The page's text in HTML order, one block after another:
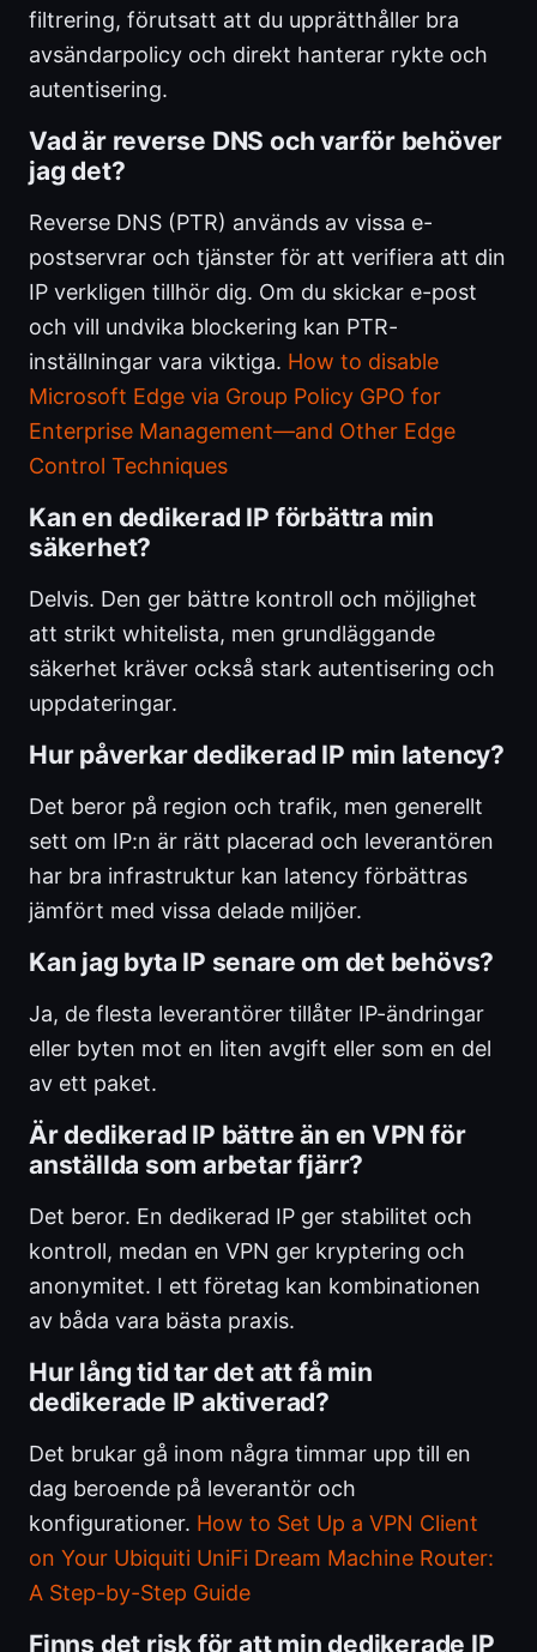
filtrering, förutsatt att du upprätthåller bra
avsändarpolicy och direkt hanterar rykte och
autentisering.
Vad är reverse DNS och varför behöver
jag det?
Reverse DNS (PTR) används av vissa e-
postservrar och tjänster för att verifiera att din
IP verkligen tillhör dig. Om du skickar e-post
och vill undvika blockering kan PTR-
inställningar vara viktiga. How to disable
Microsoft Edge via Group Policy GPO for
Enterprise Management—and Other Edge
Control Techniques
Kan en dedikerad IP förbättra min
säkerhet?
Delvis. Den ger bättre kontroll och möjlighet
att strikt whitelista, men grundläggande
säkerhet kräver också stark autentisering och
uppdateringar.
Hur påverkar dedikerad IP min latency?
Det beror på region och trafik, men generellt
sett om IP:n är rätt placerad och leverantören
har bra infrastruktur kan latency förbättras
jämfört med vissa delade miljöer.
Kan jag byta IP senare om det behövs?
Ja, de flesta leverantörer tillåter IP-ändringar
eller byten mot en liten avgift eller som en del
av ett paket.
Är dedikerad IP bättre än en VPN för
anställda som arbetar fjärr?
Det beror. En dedikerad IP ger stabilitet och
kontroll, medan en VPN ger kryptering och
anonymitet. I ett företag kan kombinationen
av båda vara bästa praxis.
Hur lång tid tar det att få min
dedikerade IP aktiverad?
Det brukar gå inom några timmar upp till en
dag beroende på leverantör och
konfigurationer. How to Set Up a VPN Client
on Your Ubiquiti UniFi Dream Machine Router:
A Step-by-Step Guide
Finns det risk för att min dedikerade IP